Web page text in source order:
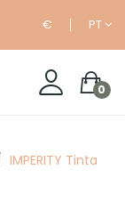
€ PT
0
IMPERITY Tinta